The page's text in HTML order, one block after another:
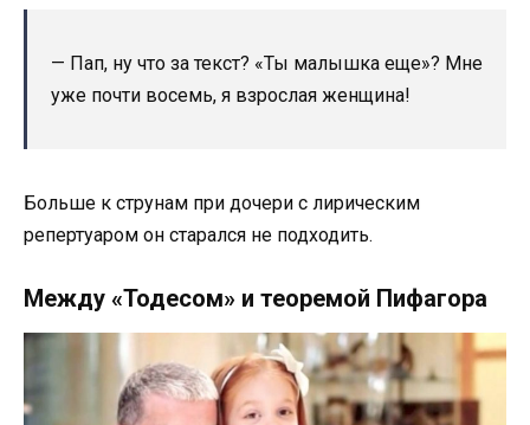
— Пап, ну что за текст? «Ты малышка еще»? Мне
уже почти восемь, я взрослая женщина!
Больше к струнам при дочери с лирическим
репертуаром он старался не подходить.
Между «Тодесом» и теоремой Пифагора